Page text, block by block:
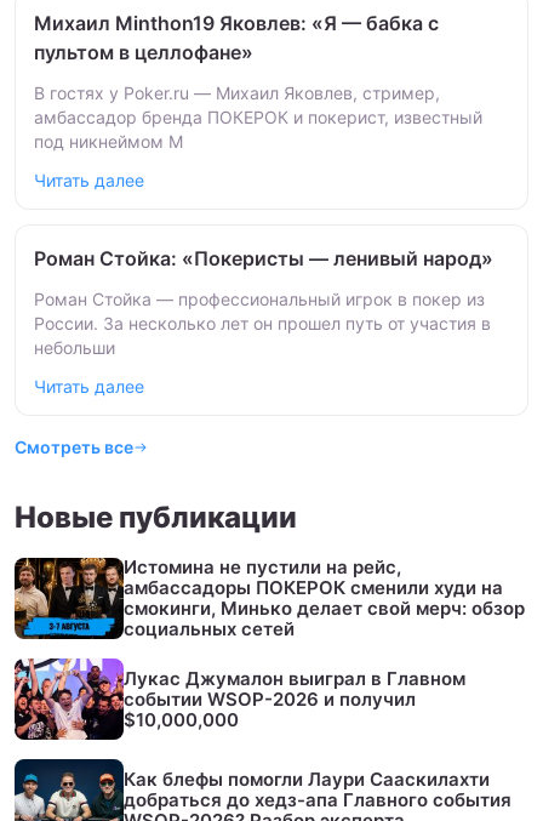
Михаил Minthon19 Яковлев: «Я — бабка с
пультом в целлофане»
В гостях у Poker.ru — Михаил Яковлев, стример,
амбассадор бренда ПОКЕРОК и покерист, известный
под никнеймом M
Читать далее
Роман Стойка: «Покеристы — ленивый народ»
Роман Стойка — профессиональный игрок в покер из
России. За несколько лет он прошел путь от участия в
небольши
Читать далее
Смотреть все
Новые публикации
Истомина не пустили на рейс,
амбассадоры ПОКЕРОК сменили худи на
смокинги, Минько делает свой мерч: обзор
социальных сетей
Лукас Джумалон выиграл в Главном
событии WSOP-2026 и получил
$10,000,000
Как блефы помогли Лаури Сааскилахти
добраться до хедз-апа Главного события